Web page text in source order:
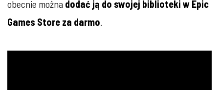
obecnie można dodać ją do swojej biblioteki w Epic
Games Store za darmo.